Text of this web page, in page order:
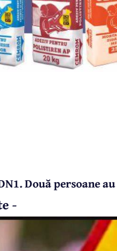
Două persoane
-